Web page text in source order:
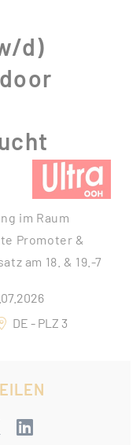
d)
im Raum
Promoter &
am 18. & 19.-7
DE - PLZ 3